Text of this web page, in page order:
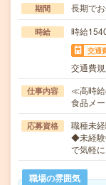
期間 長期で
時給 時給
交通
交通費
仕事内容
≪高時給
食品メ
応募資格
職種未
◆未経験
で気軽
職場の雰囲気